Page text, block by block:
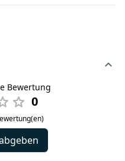
Bewertung
0